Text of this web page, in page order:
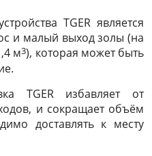
TGER является
и малый выход золы (на
м3), которая может быть
TGER избавляет от
и сокращает объём
доставлять к месту